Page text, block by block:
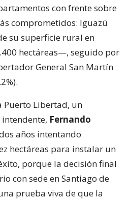
con frente sobre
comprometidos: Iguazú
su superficie rural en
hectáreas—, seguido por
General San Martín
Puerto Libertad, un
Fernando
años intentando
hectáreas para instalar un
porque la decisión final
con sede en Santiago de
prueba viva de que la